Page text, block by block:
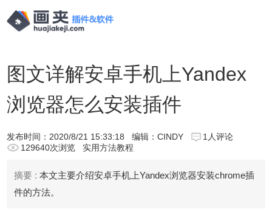
图文详解安卓手机上Yandex
浏览器怎么安装插件
发布时间： 2020/8/21 15:33:18 编辑：CINDY
1人评论
129640次浏览
实用方法教程
摘要 : 本文主要介绍安卓手机上Yandex浏览器安装chrome插
件的方法。